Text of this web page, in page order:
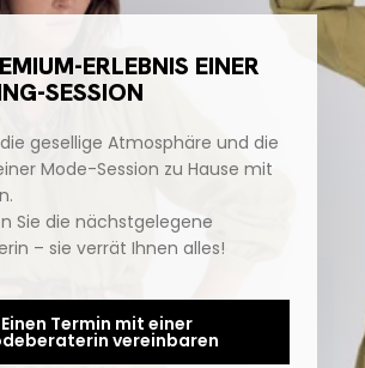
ERLEBNIS EINER
SESSION
gesellige Atmosphäre und die
Mode-Session zu Hause mit
Sie die nächstgelegene
– sie verrät Ihnen alles!
Einen Termin mit einer
vereinbaren